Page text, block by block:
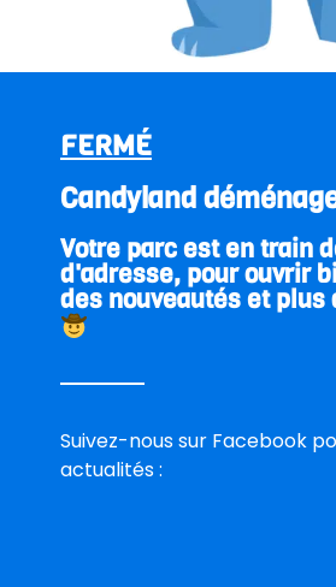
Téléphone
Date de la réservation
Nombre d’adultes
FERMÉ
Candyland
Votre parc est en train
d'adresse, pour ouvrir
des nouveautés et plus
Suivez-nous sur Facebook
actualités :